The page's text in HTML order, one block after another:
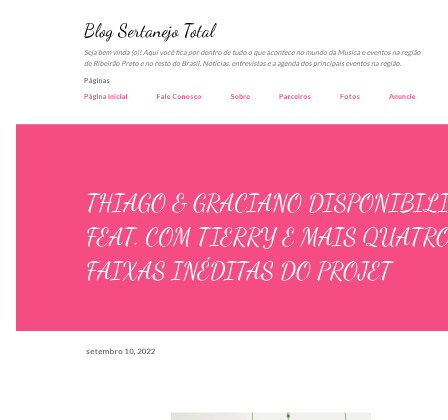
Blog Sertanejo Total
Seja bem vinda (o)! Aqui você fica por dentro de tudo o que acontece no mundo da Musica e eventos na região
de Ribeirão Preto e no resto do Brasil. Notícias, entrevistas e a agenda dos principais eventos na região.
Páginas
Página inicial
Fale Conosco Sobre Parceiros Fotos Anuncie
THIAGO & GRACIANO
FEAT. COM TIERRY E MAIS
FAIXAS INÉDITAS DO PROJET
setembro 10, 2022